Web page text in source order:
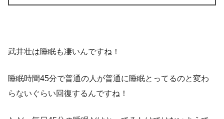
武井壮は睡眠も凄いんですね！
睡眠時間45分で普通の人が普通に睡眠とってるのと変わ
らないぐらい回復するんですね！